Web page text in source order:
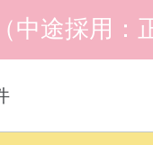
中途採用：